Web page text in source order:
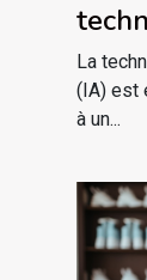
La
(IA) est
à un...